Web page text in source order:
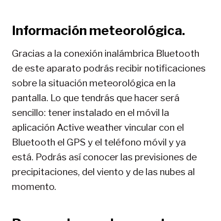
Información meteorológica.
Gracias a la conexión inalámbrica Bluetooth
de este aparato podrás recibir notificaciones
sobre la situación meteorológica en la
pantalla. Lo que tendrás que hacer será
sencillo: tener instalado en el móvil la
aplicación Active weather vincular con el
Bluetooth el GPS y el teléfono móvil y ya
está. Podrás así conocer las previsiones de
precipitaciones, del viento y de las nubes al
momento.